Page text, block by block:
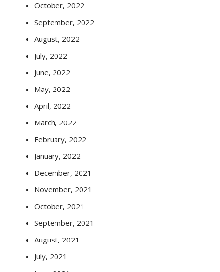
October, 2022
September, 2022
August, 2022
July, 2022
June, 2022
May, 2022
April, 2022
March, 2022
February, 2022
January, 2022
December, 2021
November, 2021
October, 2021
September, 2021
August, 2021
July, 2021